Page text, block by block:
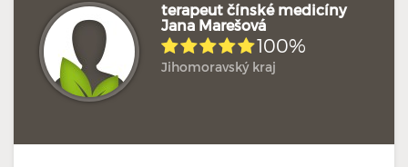
terapeut čínské medicíny
Jana Marešová
100%
Jihomoravský kraj
Hodnoceno: 15× Profil terapeuta